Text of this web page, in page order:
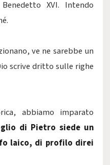
XVI. Intendo
ve ne sarebbe un
scrive dritto sulle righe
abbiamo imparato
di Pietro siede un
laico, di profilo direi